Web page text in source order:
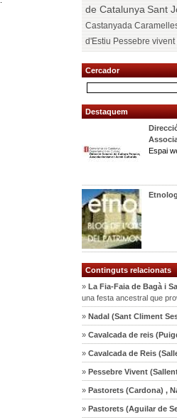
de CatalunyaSant
Castanyada
d'Estiu Pessebre vivent
Cercador
Destaquem
Espai
Continguts relacionats
» La Fia-Faia de Bagà i
una festa ancestral que
» Nadal (Sant Climent
» Cavalcada de reis
» Cavalcada de Reis
» Pessebre Vivent
» Pastorets (Cardona) ,
» Pastorets (Aguilar de